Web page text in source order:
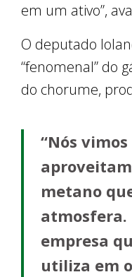
em um ativo”,
O deputado
“fenomenal” do
do chorume,
“Nós
metano
atmosfera.
empresa
utiliza em